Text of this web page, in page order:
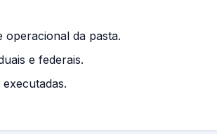
da pasta.
e federais.